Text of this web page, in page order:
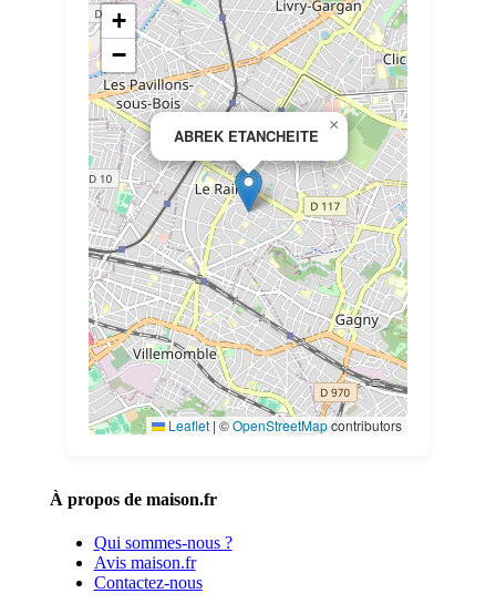
ABREK ETANCHEITE
×
+
−
Leaflet | ©OpenStreetMapcontributors
À propos de maison.fr
Qui sommes-nous ?
Avis maison.fr
Contactez-nous